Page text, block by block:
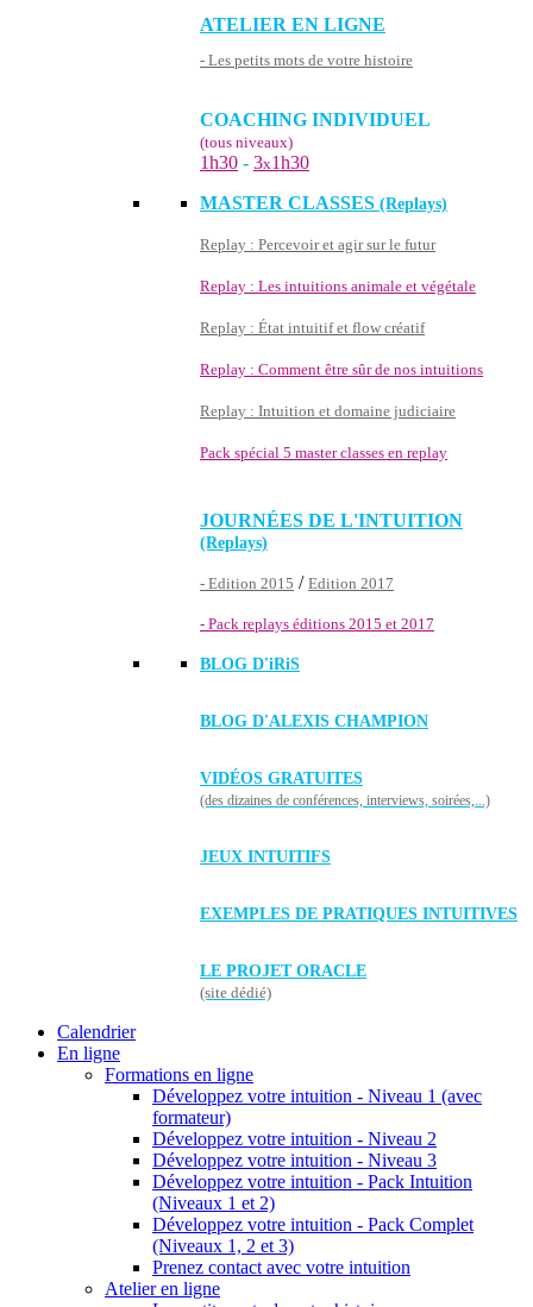
ATELIER EN LIGNE
- Les petits mots de votre histoire
COACHING INDIVIDUEL
(tous niveaux)
1h30 - 3x1h30
MASTER CLASSES (Replays)
Replay : Percevoir et agir sur le futur
Replay : Les intuitions animale et végétale
Replay : État intuitif et flow créatif
Replay : Comment être sûr de nos intuitions
Replay : Intuition et domaine judiciaire
Pack spécial 5 master classes en replay
JOURNÉES DE L'INTUITION
(Replays)
- Edition 2015 / Edition 2017
- Pack replays éditions 2015 et 2017
BLOG D'iRiS
BLOG D'ALEXIS CHAMPION
VIDÉOS GRATUITES
(des dizaines de conférences, interviews, soirées,...)
JEUX INTUITIFS
EXEMPLES DE PRATIQUES INTUITIVES
LE PROJET ORACLE
(site dédié)
Calendrier
En ligne
Formations en ligne
Développez votre intuition - Niveau 1 (avec
formateur)
Développez votre intuition - Niveau 2
Développez votre intuition - Niveau 3
Développez votre intuition - Pack Intuition
(Niveaux 1 et 2)
Développez votre intuition - Pack Complet
(Niveaux 1, 2 et 3)
Prenez contact avec votre intuition
Atelier en ligne